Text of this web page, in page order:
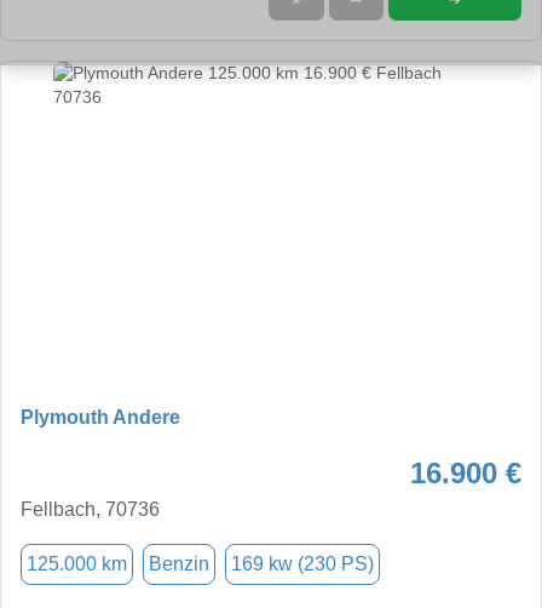
Plymouth Andere
16.900 €
Fellbach, 70736
125.000 km Benzin 169 kw (230 PS)